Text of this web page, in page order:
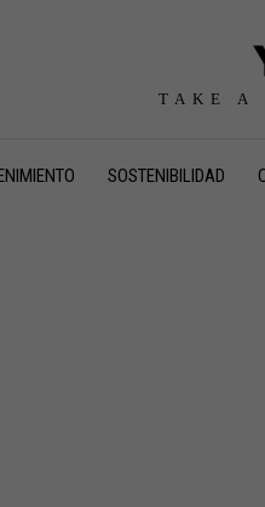
TAKE A
SOSTENIBILIDAD